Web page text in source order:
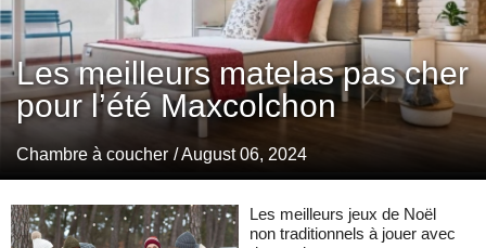
Les meilleurs matelas pas cher
pour l’été Maxcolchon
Chambre à coucher / August 06, 2024
Les meilleurs jeux de Noël
non traditionnels à jouer avec